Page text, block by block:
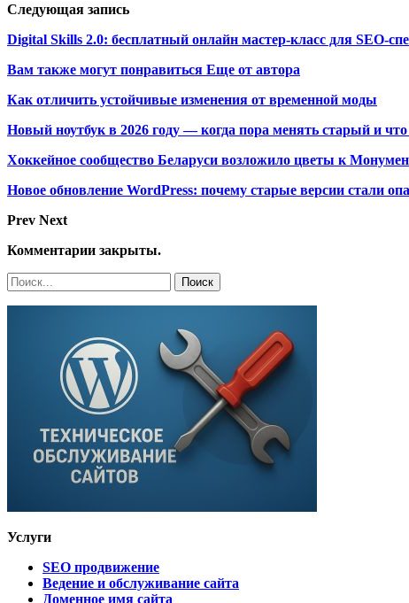
Следующая запись
Digital Skills 2.0: бесплатный онлайн мастер-класс для SEO-
Вам также могут понравиться Еще от автора
Как отличить устойчивые изменения от временной моды
Новый ноутбук в 2026 году — когда пора менять старый и
Хоккейное сообщество Беларуси возложило цветы к
Новое обновление WordPress: почему старые версии стали
Prev Next
Комментарии закрыты.
Услуги
SEO продвижение
Ведение и обслуживание сайта
Доменное имя сайта